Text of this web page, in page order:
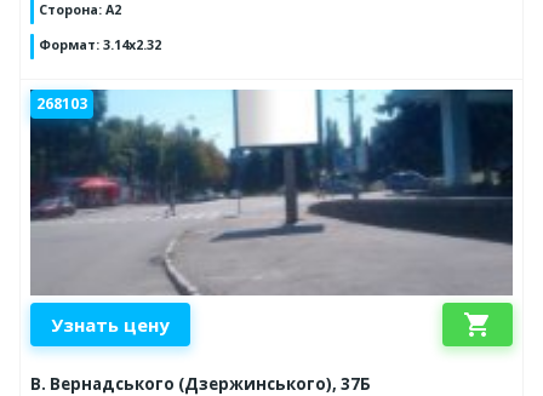
Сторона: А2
Формат: 3.14х2.32
268103
Узнать цену shopping_cart
В. Вернадського (Дзержинського), 37Б